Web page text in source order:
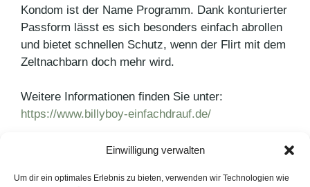
Einwilligung verwalten
Um dir ein optimales Erlebnis zu bieten, verwenden wir Technologien wie
Kondom ist der Name Programm. Dank konturierter
Passform lässt es sich besonders einfach abrollen
und bietet schnellen Schutz, wenn der Flirt mit dem
Zeltnachbarn doch mehr wird.
Weitere Informationen finden Sie unter:
https://www.billyboy-einfachdrauf.de/
,Pressemitteilungen
Schlagwörter
Billy Boy,PUNKT PR